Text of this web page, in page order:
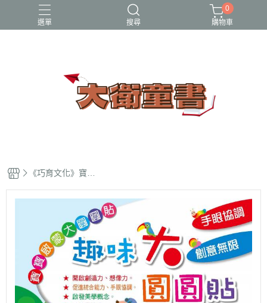
選單 搜尋
小牛頓科學讚 百科
0
購物車
《巧育文化》寶寶